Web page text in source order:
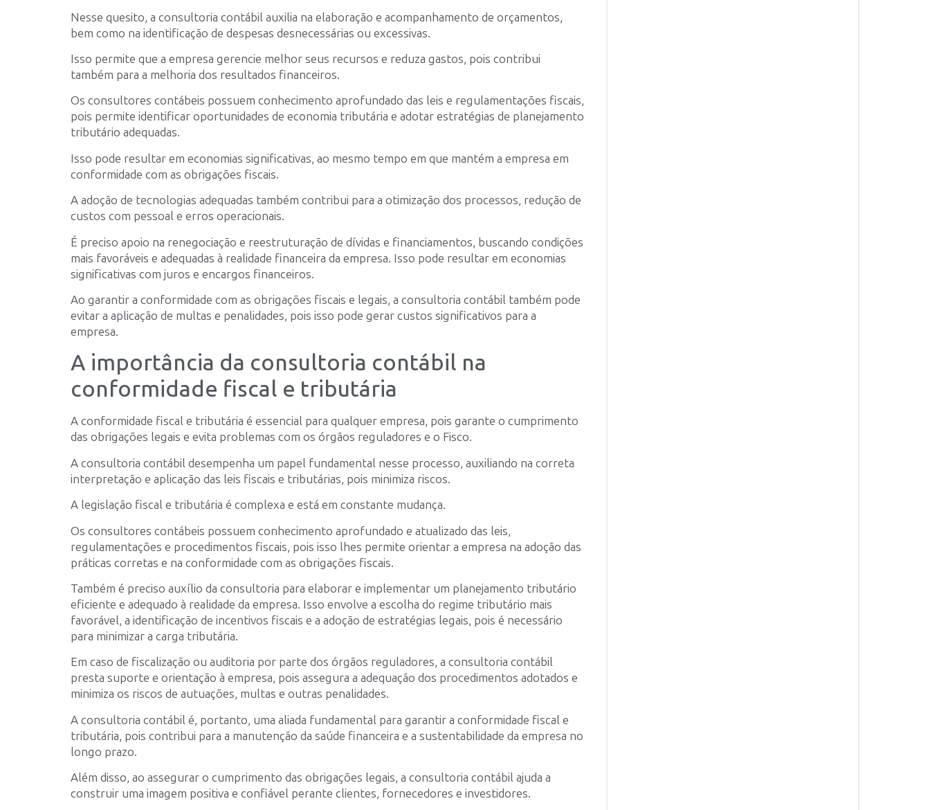
Nesse quesito, a consultoria contábil auxilia na elaboração e acompanhamento de orçamentos,
bem como na identificação de despesas desnecessárias ou excessivas.
Isso permite que a empresa gerencie melhor seus recursos e reduza gastos, pois contribui
também para a melhoria dos resultados financeiros.
Os consultores contábeis possuem conhecimento aprofundado das leis e regulamentações fiscais,
pois permite identificar oportunidades de economia tributária e adotar estratégias de planejamento
tributário adequadas.
Isso pode resultar em economias significativas, ao mesmo tempo em que mantém a empresa em
conformidade com as obrigações fiscais.
A adoção de tecnologias adequadas também contribui para a otimização dos processos, redução de
custos com pessoal e erros operacionais.
É preciso apoio na renegociação e reestruturação de dívidas e financiamentos, buscando condições
mais favoráveis e adequadas à realidade financeira da empresa. Isso pode resultar em economias
significativas com juros e encargos financeiros.
Ao garantir a conformidade com as obrigações fiscais e legais, a consultoria contábil também pode
evitar a aplicação de multas e penalidades, pois isso pode gerar custos significativos para a
empresa.
A importância da consultoria contábil na
conformidade fiscal e tributária
A conformidade fiscal e tributária é essencial para qualquer empresa, pois garante o cumprimento
das obrigações legais e evita problemas com os órgãos reguladores e o Fisco.
A consultoria contábil desempenha um papel fundamental nesse processo, auxiliando na correta
interpretação e aplicação das leis fiscais e tributárias, pois minimiza riscos.
A legislação fiscal e tributária é complexa e está em constante mudança.
Os consultores contábeis possuem conhecimento aprofundado e atualizado das leis,
regulamentações e procedimentos fiscais, pois isso lhes permite orientar a empresa na adoção das
práticas corretas e na conformidade com as obrigações fiscais.
Também é preciso auxílio da consultoria para elaborar e implementar um planejamento tributário
eficiente e adequado à realidade da empresa. Isso envolve a escolha do regime tributário mais
favorável, a identificação de incentivos fiscais e a adoção de estratégias legais, pois é necessário
para minimizar a carga tributária.
Em caso de fiscalização ou auditoria por parte dos órgãos reguladores, a consultoria contábil
presta suporte e orientação à empresa, pois assegura a adequação dos procedimentos adotados e
minimiza os riscos de autuações, multas e outras penalidades.
A consultoria contábil é, portanto, uma aliada fundamental para garantir a conformidade fiscal e
tributária, pois contribui para a manutenção da saúde financeira e a sustentabilidade da empresa no
longo prazo.
Além disso, ao assegurar o cumprimento das obrigações legais, a consultoria contábil ajuda a
construir uma imagem positiva e confiável perante clientes, fornecedores e investidores.